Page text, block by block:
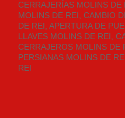
CERRAJERÍAS MOLINS DE
MOLINS DE REI, CAMBIO
DE REI, APERTURA DE
LLAVES MOLINS DE REI,
CERRAJEROS MOLINS DE
PERSIANAS MOLINS DE
REI